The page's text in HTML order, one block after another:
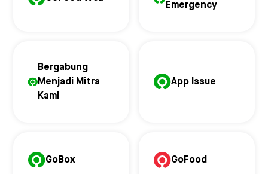
Emergency
Bergabung
Menjadi Mitra
Kami
App Issue
GoBox GoFood